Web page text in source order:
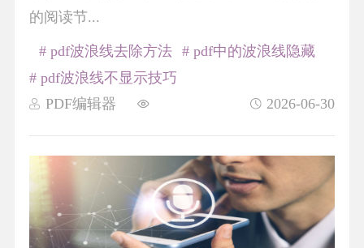
的阅读节...
PDF编辑器 2026-06-30
# pdf波浪线去除方法
# pdf中的波浪线隐藏
# pdf波浪线不显示技巧